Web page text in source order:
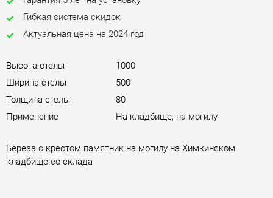
Гибкая система скидок
Актуальная цена на 2024 год
Высота стелы
1000
Ширина стелы
500
Толщина стелы
80
Применение
На кладбище, на могилу
Береза с крестом памятник на могилу на Химкинском
кладбище со склада